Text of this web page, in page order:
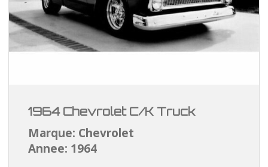
1964 Chevrolet C/K Truck
Marque: Chevrolet
Annee: 1964